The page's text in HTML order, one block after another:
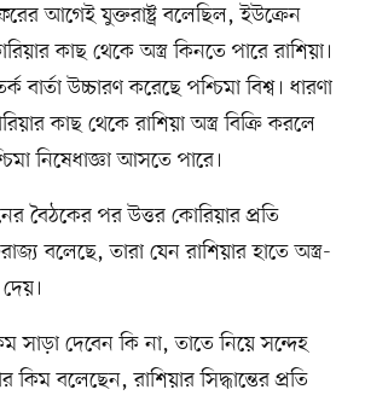
আগেই যুক্তরাষ্ট্র বলেছিল, ইউক্রেন
কাছ থেকে অস্ত্র কিনতে পারে রাশিয়া।
বার্তা উচ্চারণ করেছে পশ্চিমা বিশ্ব। ধারণা
কাছ থেকে রাশিয়া অস্ত্র বিক্রি করলে
নিষেধাজ্ঞা আসতে পারে।
বৈঠকের পর উত্তর কোরিয়ার প্রতি
বলেছে, তারা যেন রাশিয়ার হাতে অস্ত্র-
সাড়া দেবেন কি না, তাতে নিয়ে সন্দেহ
কিম বলেছেন, রাশিয়ার সিদ্ধান্তের প্রতি